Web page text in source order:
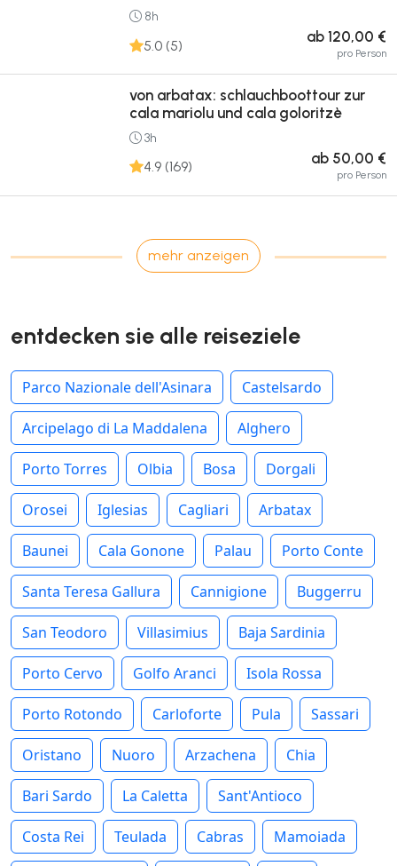
8h
5.0 (5) ab 120,00 €
pro Person
von arbatax: schlauchboottour zur
cala mariolu und cala goloritzè
3h
4.9 (169) ab 50,00 €
pro Person
mehr anzeigen
entdecken sie alle reiseziele
Parco Nazionale dell'Asinara Castelsardo
Arcipelago di La Maddalena Alghero
Porto Torres Olbia Bosa Dorgali
Orosei Iglesias Cagliari Arbatax
Baunei Cala Gonone Palau Porto Conte
Santa Teresa Gallura Cannigione Buggerru
San Teodoro Villasimius Baja Sardinia
Porto Cervo Golfo Aranci Isola Rossa
Porto Rotondo Carloforte Pula Sassari
Oristano Nuoro Arzachena Chia
Bari Sardo La Caletta Sant'Antioco
Costa Rei Teulada Cabras Mamoiada